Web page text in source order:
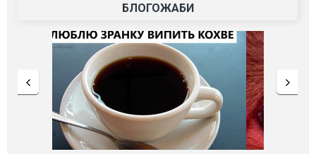
БЛОГОЖАБИ